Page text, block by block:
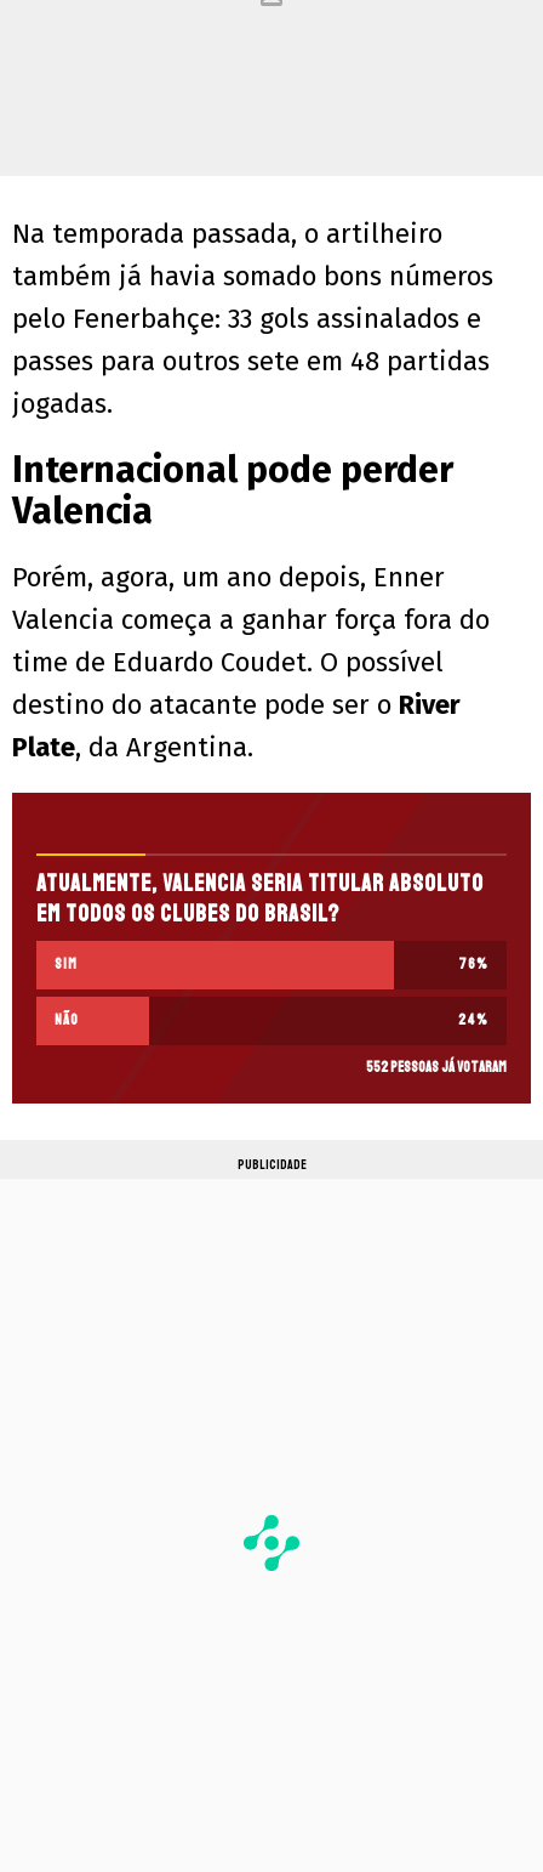
Na temporada passada, o artilheiro
também já havia somado bons números
pelo Fenerbahçe: 33 gols assinalados e
passes para outros sete em 48 partidas
jogadas.
Internacional pode perder
Valencia
Porém, agora, um ano depois, Enner
Valencia começa a ganhar força fora do
time de Eduardo Coudet. O possível
destino do atacante pode ser o River
Plate, da Argentina.
Atualmente, Valencia seria titular absoluto
em todos os clubes do Brasil?
Sim 76%
Não 24%
552 pessoas já votaram
PUBLICIDADE